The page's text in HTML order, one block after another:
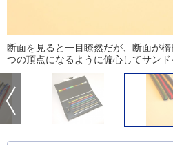
断面を見ると一目瞭然だが、断面が
つの頂点になるように偏心してサン